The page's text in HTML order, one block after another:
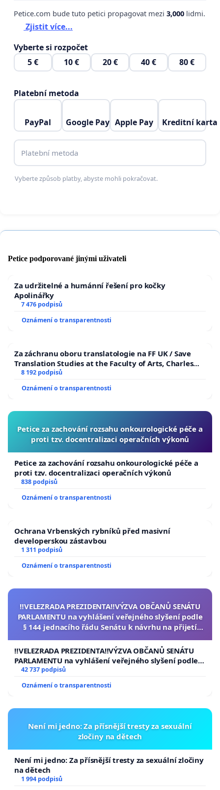
Petice.com bude tuto petici propagovat mezi 3,000 lidmi.
Zjistit více...
Vyberte si rozpočet
5 €
10 € 20 € 40 € 80 €
Platební metoda
PayPal Google Pay Apple Pay Kreditní karta
Platební metoda
Vyberte způsob platby, abyste mohli pokračovat.
Petice podporované jinými uživateli
Za udržitelné a humánní řešení pro kočky
Apolinářky
7 476 podpisů
Oznámení o transparentnosti
Za záchranu oboru translatologie na FF UK / Save
Translation Studies at the Faculty of Arts, Charles
University
8 192 podpisů
Oznámení o transparentnosti
Petice za zachování rozsahu onkourologické péče a
proti tzv. docentralizaci operačních výkonů
Petice za zachování rozsahu onkourologické péče a
proti tzv. docentralizaci operačních výkonů
838 podpisů
Oznámení o transparentnosti
Ochrana Vrbenských rybníků před masivní
developerskou zástavbou
1 311 podpisů
Oznámení o transparentnosti
‼️VELEZRADA PREZIDENTA‼️VÝZVA OBČANŮ SENÁTU
PARLAMENTU na vyhlášení veřejného slyšení podle
§ 144 jednacího řádu Senátu k návrhu na přijetí
republiky
‼️VELEZRADA PREZIDENTA‼️VÝZVA OBČANŮ SENÁTU
PARLAMENTU na vyhlášení veřejného slyšení podle §
144 jednacího řádu Senátu k návrhu na přijetí
usnesení k podání ústavní žaloby na prezidenta
republiky
42 737 podpisů
Oznámení o transparentnosti
Není mi jedno: Za přísnější tresty za sexuální
zločiny na dětech
Není mi jedno: Za přísnější tresty za sexuální zločiny
na dětech
1 994 podpisů